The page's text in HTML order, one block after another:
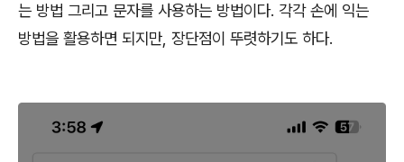
는 방법 그리고 문자를 사용하는 방법이다. 각각 손에 익는
방법을 활용하면 되지만, 장단점이 뚜렷하기도 하다.